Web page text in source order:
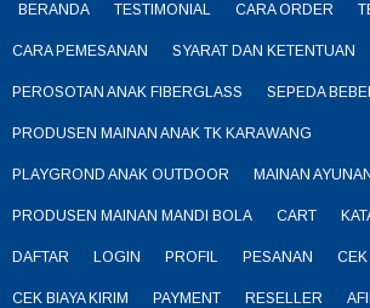
BERANDA TESTIMONIAL CARA ORDER
CARA PEMESANAN SYARAT DAN KETENTUAN
PEROSOTAN ANAK FIBERGLASS SEPEDA
PRODUSEN MAINAN ANAK TK KARAWANG
PLAYGROND ANAK OUTDOOR MAINAN
PRODUSEN MAINAN MANDI BOLA CART
DAFTAR LOGIN PROFIL PESANAN CEK
CEK BIAYA KIRIM PAYMENT RESELLER